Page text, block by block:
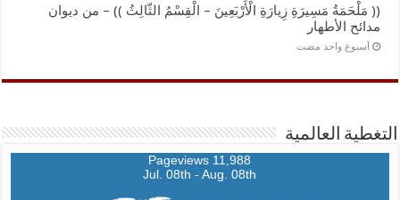
(( مَلْحَمَةُ مَسِيرَةِ زِيارَةِ الْأَرْبَعِينَ – الْقِسْمُ الثّالِثُ )) – من ديوان
مدائح الأطهار
‏أسبوع واحد مضت
التغطية العالمية
11,988 Pageviews
Jul. 08th - Aug. 08th